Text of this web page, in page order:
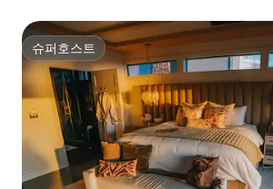
슈퍼호스트
슈퍼호스트